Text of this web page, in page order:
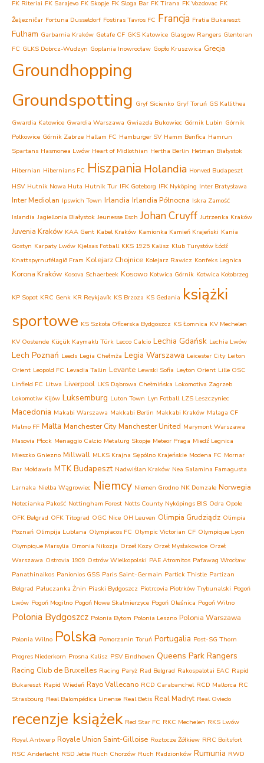
FK Riteriai FK Sarajevo FK Skopje FK Sloga Bar FK Tirana FK Vozdovac FK
Željezničar Fortuna Dusseldorf Fostiras Tavros FC Francja Fratia Bukareszt
Fulham Garbarnia Kraków Getafe CF GKS Katowice Glasgow Rangers Glentoran
FC GLKS Dobrcz-Wudzyn Goplania Inowrocław Gopło Kruszwica Grecja
Groundhopping
Groundspotting Gryf Sicienko Gryf Toruń GS Kallithea
Gwardia Katowice Gwardia Warszawa Gwiazda Bukowiec Górnik Lubin Górnik
Polkowice Górnik Zabrze Hallam FC Hamburger SV Hamm Benfica Hamrun
Spartans Hasmonea Lwów Heart of Midlothian Hertha Berlin Hetman Białystok
Hibernian Hibernians FC Hiszpania Holandia Honved Budapeszt
HSV Hutnik Nowa Huta Hutnik Tur IFK Goteborg IFK Nyköping Inter Bratysława
Inter Mediolan Ipswich Town Irlandia Irlandia Północna Iskra Zamość
Islandia Jagiellonia Białystok Jeunesse Esch Johan Cruyff Jutrzenka Kraków
Juvenia Kraków KAA Gent Kabel Kraków Kamionka Kamień Krajeński Kania
Gostyn Karpaty Lwów Kjelsas Fotball KKS 1925 Kalisz Klub Turystów Łódź
Knattspyrnufélagið Fram Kolejarz Chojnice Kolejarz Rawicz Konfeks Legnica
Korona Kraków Kosova Schaerbeek Kosowo Kotwica Górnik Kotwica Kołobrzeg
KP Sopot KRC Genk KR Reykjavík KS Brzoza KS Gedania książki
sportowe KS Szkoła Oficerska Bydgoszcz KS Łomnica KV Mechelen
KV Oostende Küçük Kaymaklı Türk Lecco Calcio Lechia Gdańsk Lechia Lwów
Lech Poznań Leeds Legia Chełmża Legia Warszawa Leicester City Leiton
Orient Leopold FC Levadia Tallin Levante Lewski Sofia Leyton Orient Lille OSC
Linfield FC Litwa Liverpool LKS Dąbrowa Chełmińska Lokomotiva Zagrzeb
Lokomotiw Kijów Luksemburg Luton Town Lyn Fotball LZS Leszczyniec
Macedonia Makabi Warszawa Makkabi Berlin Makkabi Kraków Malaga CF
Malmo FF Malta Manchester City Manchester United Marymont Warszawa
Masovia Płock Menaggio Calcio Metalurg Skopje Meteor Praga Miedź Legnica
Mieszko Gniezno Millwall MLKS Krajna Sępólno Krajeńskie Modena FC Mornar
Bar Mołdawia MTK Budapeszt Nadwiślan Kraków Nea Salamina Famagusta
Larnaka Nielba Wągrowiec Niemcy Niemen Grodno NK Domzale Norwegia
Notecianka Pakość Nottingham Forest Notts County Nyköpings BIS Odra Opole
OFK Belgrad OFK Titograd OGC Nice OH Leuven Olimpia Grudziądz Olimpia
Poznań Olimpija Lublana Olympiacos FC Olympic Victorian CF Olympique Lyon
Olympique Marsylia Omonia Nikozja Orzeł Kozy Orzeł Mysłakowice Orzeł
Warszawa Ostrovia 1909 Ostrów Wielkopolski PAE Atromitos Pafawag Wrocław
Panathinaikos Panionios GSS Paris Saint-Germain Partick Thistle Partizan
Belgrad Pałuczanka Żnin Piaski Bydgoszcz Piotrcovia Piotrków Trybunalski Pogoń
Lwów Pogoń Mogilno Pogoń Nowe Skalmierzyce Pogoń Oleśnica Pogoń Wilno
Polonia Bydgoszcz Polonia Bytom Polonia Leszno Polonia Warszawa
Polonia Wilno Polska Pomorzanin Toruń Portugalia Post-SG Thorn
Progres Niederkorn Prosna Kalisz PSV Eindhoven Queens Park Rangers
Racing Club de Bruxelles Racing Paryż Rad Belgrad Rakospalotai EAC Rapid
Bukareszt Rapid Wiedeń Rayo Vallecano RCD Carabanchel RCD Mallorca RC
Strasbourg Real Balompédica Linense Real Betis Real Madryt Real Oviedo
recenzje książek Red Star FC RKC Mechelen RKS Lwów
Royal Antwerp Royale Union Saint-Gilloise Roztocze Żółkiew RRC Boitsfort
RSC Anderlecht RSD Jette Ruch Chorzów Ruch Radzionków Rumunia RWD